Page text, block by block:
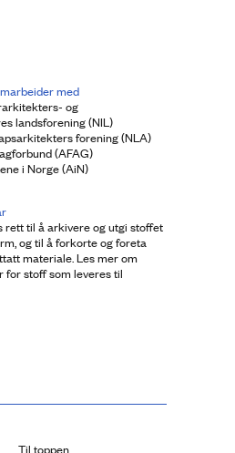
med
og
landsforening (NIL)
forening (NLA)
(AFAG)
i Norge (AiN)
til å arkivere og utgi stoffet
og til å forkorte og foreta
materiale. Les mer om
for stoff som leveres til
Til toppen